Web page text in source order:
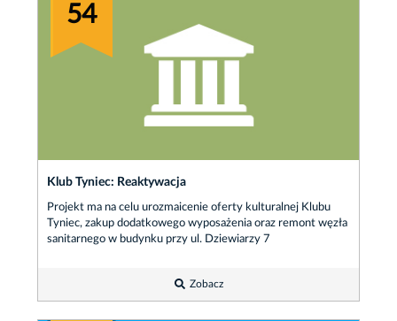
54
Klub Tyniec: Reaktywacja
Projekt ma na celu urozmaicenie oferty kulturalnej Klubu
Tyniec, zakup dodatkowego wyposażenia oraz remont węzła
sanitarnego w budynku przy ul. Dziewiarzy 7
Zobacz